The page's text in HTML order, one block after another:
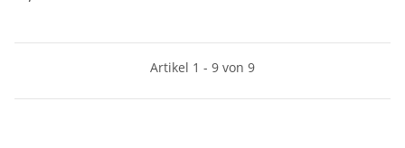
Artikel 1 - 9 von 9